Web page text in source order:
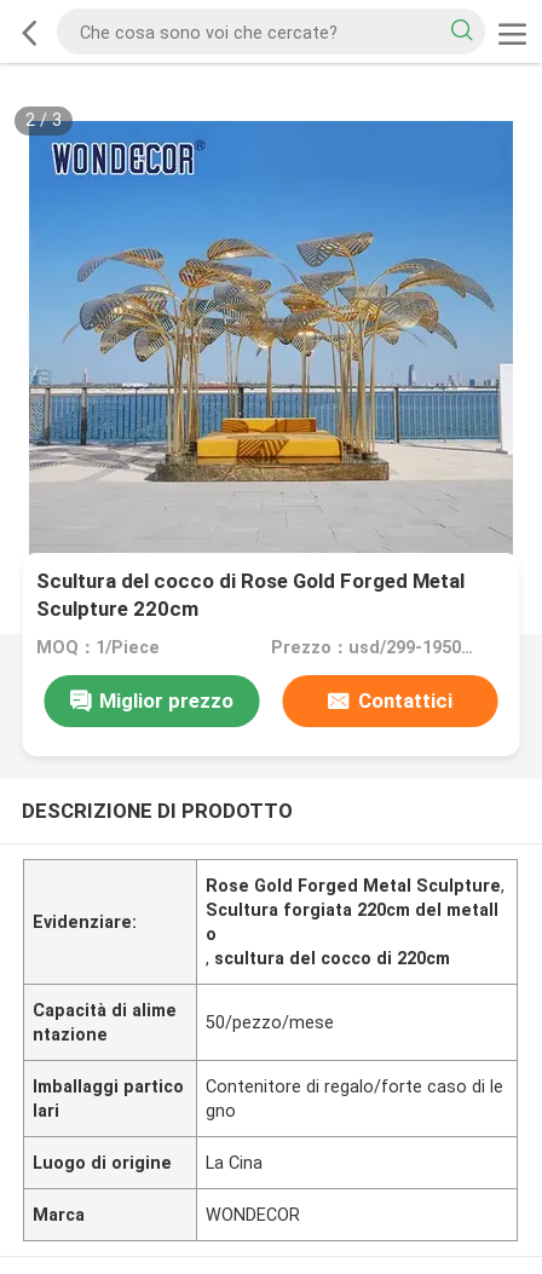
2/3
Scultura del cocco di Rose Gold Forged Metal
Sculpture 220cm
MOQ：1/Piece Prezzo：usd/299-19500/Piece
Miglior prezzo Contattici
DESCRIZIONE DI PRODOTTO
Evidenziare:
Rose Gold Forged Metal Sculpture,
Scultura forgiata 220cm del metall
o
, scultura del cocco di 220cm
Capacità di alime
ntazione
50/pezzo/mese
Imballaggi partico
lari
Contenitore di regalo/forte caso di le
gno
Luogo di origine La Cina
Marca WONDECOR